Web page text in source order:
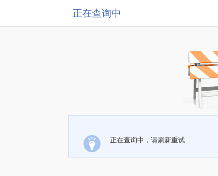
正在查询中
正在查询中，请刷新重试